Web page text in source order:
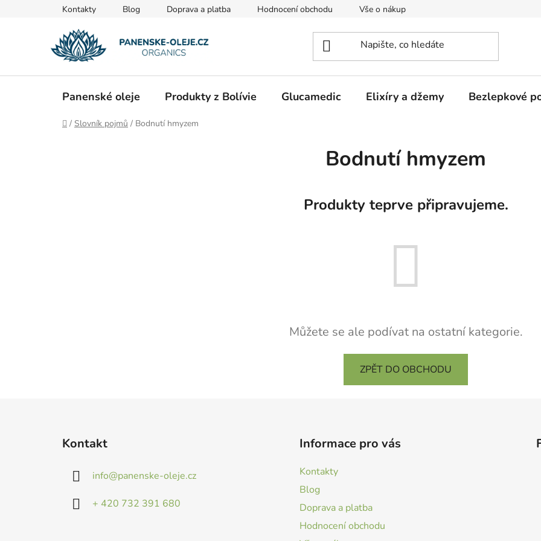
Kontakty Blog Doprava a platba Hodnocení obchodu Vše o nákupu
Panenské oleje Produkty z Bolívie Glucamedic Elixíry a džemy Bezlepkové
Domů
/ Slovník pojmů / Bodnutí hmyzem
Bodnutí hmyzem
Produkty teprve připravujeme.
Můžete se ale podívat na ostatní kategorie.
ZPĚT DO OBCHODU
Kontakt
info@panenske-oleje.cz
+ 420 732 391 680
Informace pro vás
Kontakty
Blog
Doprava a platba
Hodnocení obchodu